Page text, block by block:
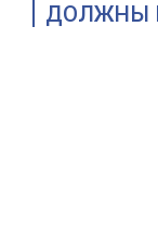
ДОЛЖНЫ